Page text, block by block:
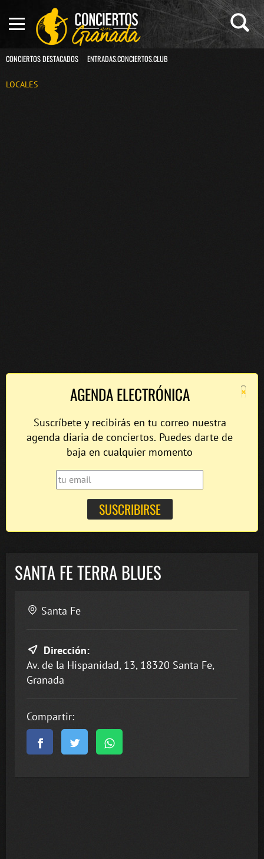
CONCIERTOS DESTACADOS ENTRADAS.CONCIERTOS.CLUB
LOCALES
×
AGENDA ELECTRÓNICA
Suscríbete y recibirás en tu correo nuestra
agenda diaria de conciertos. Puedes darte de
baja en cualquier momento
SANTA FE TERRA BLUES
Santa Fe
Dirección:
Av. de la Hispanidad, 13, 18320 Santa Fe,
Granada
Compartir: